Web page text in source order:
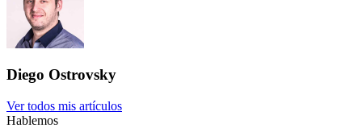
Diego Ostrovsky
Ver todos mis artículos
Hablemos